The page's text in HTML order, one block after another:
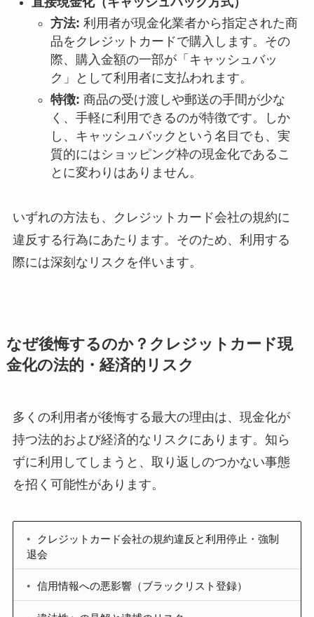
方法: 利用者が現金化業者から指定された商
品をクレジットカードで購入します。その
際、購入金額の一部が「キャッシュバッ
ク」として利用者に支払われます。
特徴: 商品の受け渡しや郵送の手間が少な
く、手軽に利用できるのが特徴です。しか
し、キャッシュバックという名目でも、実
質的にはショッピング枠の現金化であるこ
とに変わりはありません。
いずれの方法も、クレジットカード会社の規約に
違反する行為にあたります。そのため、利用する
際には深刻なリスクを伴います。
なぜ後悔するのか？クレジットカード現
金化の法的・経済的リスク
多くの利用者が後悔する最大の理由は、現金化が
持つ法的および経済的なリスクにあります。知ら
ずに利用してしまうと、取り返しのつかない事態
を招く可能性があります。
クレジットカード会社の規約違反と利用停止・強制
退会
信用情報への悪影響（ブラックリスト登録）